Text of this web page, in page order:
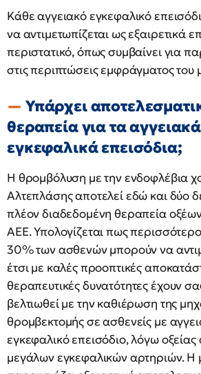
Κάθε αγγειακό εγκεφαλικό
να αντιμετωπίζεται ως εξαιρετικά
περιστατικό, όπως συμβαίνει για
στις περιπτώσεις εμφράγματος του
Υπάρχει
θεραπεία για τα αγγειακά
εγκεφαλικά επεισόδια;
Η θρομβόλυση με την ενδοφλέβια
Αλτεπλάσης αποτελεί εδώ και δύο
πλέον διαδεδομένη θεραπεία
ΑΕΕ. Υπολογίζεται πως
30% των ασθενών μπορούν να
έτσι με καλές προοπτικές
θεραπευτικές δυνατότητες έχουν
βελτιωθεί με την καθιέρωση της
θρομβεκτομής σε ασθενείς με
εγκεφαλικό επεισόδιο, λόγω
μεγάλων εγκεφαλικών αρτηριών. Η